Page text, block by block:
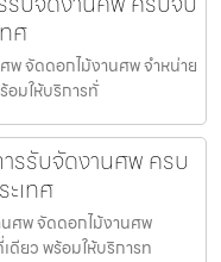
ศ
พ จัดดอกไม้งานศพ จำหน่าย
อมให้บริการทั่
รรับจัดงานศพ ครบ
เทศ
นศพ จัดดอกไม้งานศพ
ดียว พร้อมให้บริการท